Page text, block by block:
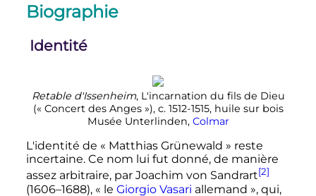
Biographie
Identité
Retable d'Issenheim, L'incarnation du fils de Dieu
(« Concert des Anges »), c. 1512-1515, huile sur bois
Musée Unterlinden, Colmar
L'identité de « Matthias Grünewald » reste
incertaine. Ce nom lui fut donné, de manière
assez arbitraire, par Joachim von Sandrart[2]
(1606–1688), « le Giorgio Vasari allemand », qui,